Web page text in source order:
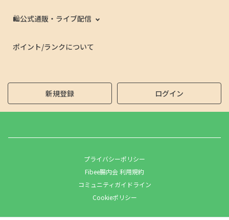
🛍️公式通販・ライブ配信
ポイント/ランクについて
新規登録 ログイン
プライバシーポリシー
Fibee腸内会 利用規約
コミュニティガイドライン
Cookieポリシー